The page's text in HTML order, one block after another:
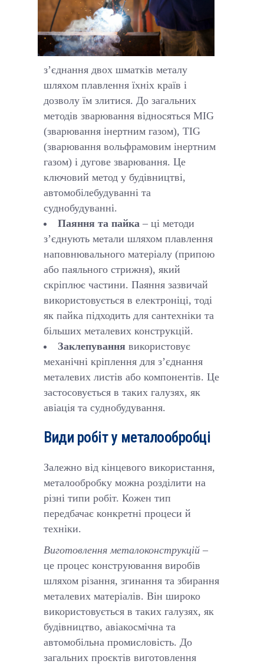
з’єднання двох шматків металу
шляхом плавлення їхніх країв і
дозволу їм злитися. До загальних
методів зварювання відносяться MIG
(зварювання інертним газом), TIG
(зварювання вольфрамовим інертним
газом) і дугове зварювання. Це
ключовий метод у будівництві,
автомобілебудуванні та
суднобудуванні.
Паяння та пайка – ці методи
з’єднують метали шляхом плавлення
наповнювального матеріалу (припою
або паяльного стрижня), який
скріплює частини. Паяння зазвичай
використовується в електроніці, тоді
як пайка підходить для сантехніки та
більших металевих конструкцій.
Заклепування використовує
механічні кріплення для з’єднання
металевих листів або компонентів. Це
застосовується в таких галузях, як
авіація та суднобудування.
Види робіт у металообробці
Залежно від кінцевого використання,
металообробку можна розділити на
різні типи робіт. Кожен тип
передбачає конкретні процеси й
техніки.
Виготовлення металоконструкцій –
це процес конструювання виробів
шляхом різання, згинання та збирання
металевих матеріалів. Він широко
використовується в таких галузях, як
будівництво, авіакосмічна та
автомобільна промисловість. До
загальних проєктів виготовлення